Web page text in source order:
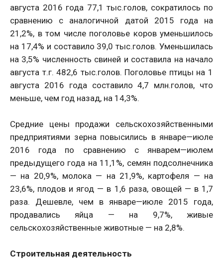
августа 2016 года 77,1 тыс.голов, сократилось по
сравнению с аналогичной датой 2015 года на
21,2%, в том числе поголовье коров уменьшилось
на 17,4% и составило 39,0 тыс.голов. Уменьшилась
на 3,5% численность свиней и составила на начало
августа т.г. 482,6 тыс.голов. Поголовье птицы на 1
августа 2016 года составило 4,7 млн.голов, что
меньше, чем год назад, на 14,3%.
Средние цены продажи сельскохозяйственными
предприятиями зерна повысились в январе—июле
2016 года по сравнению с январем—июлем
предыдущего года на 11,1%, семян подсолнечника
— на 20,9%, молока — на 21,9%, картофеля — на
23,6%, плодов и ягод — в 1,6 раза, овощей — в 1,7
раза. Дешевле, чем в январе—июле 2015 года,
продавались яйца — на 9,7%, живые
сельскохозяйственные животные — на 2,8%.
Строительная деятельность